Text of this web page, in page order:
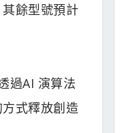
餘型號預計
過AI 演算法
式釋放創造